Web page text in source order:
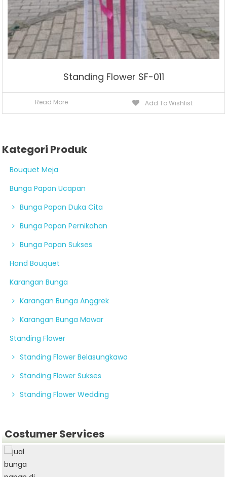
Standing Flower SF-011
Read More Add To Wishlist
Kategori Produk
Bouquet Meja
Bunga Papan Ucapan
Bunga Papan Duka Cita
Bunga Papan Pernikahan
Bunga Papan Sukses
Hand Bouquet
Karangan Bunga
Karangan Bunga Anggrek
Karangan Bunga Mawar
Standing Flower
Standing Flower Belasungkawa
Standing Flower Sukses
Standing Flower Wedding
Costumer Services